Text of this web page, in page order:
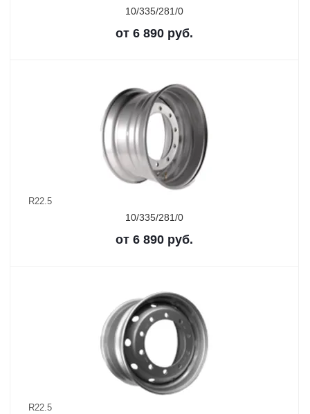
10/335/281/0
от 6 890 руб.
R22.5
10/335/281/0
от 6 890 руб.
R22.5